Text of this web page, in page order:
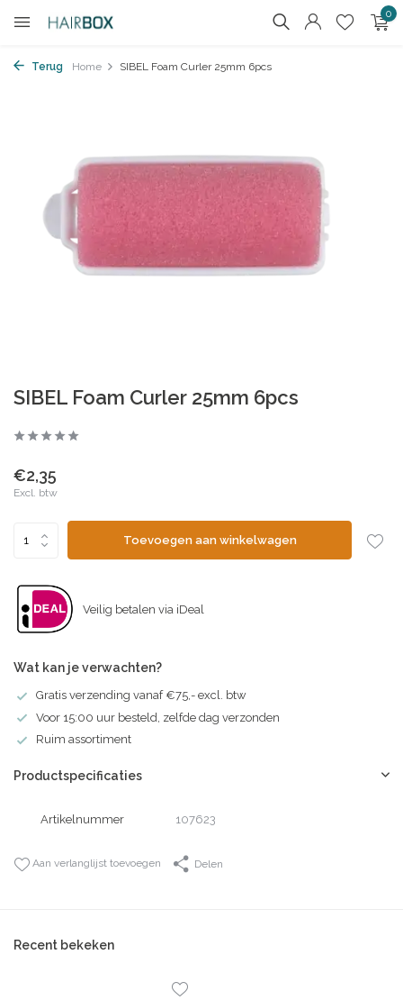
0
Terug Home SIBEL Foam Curler 25mm 6pcs
SIBEL Foam Curler 25mm 6pcs
€2,35
Excl. btw
Toevoegen aan winkelwagen
Veilig betalen via iDeal
Wat kan je verwachten?
Gratis verzending vanaf €75,- excl. btw
Voor 15:00 uur besteld, zelfde dag verzonden
Ruim assortiment
Productspecificaties
Artikelnummer 107623
Aan verlanglijst toevoegen Delen
Recent bekeken